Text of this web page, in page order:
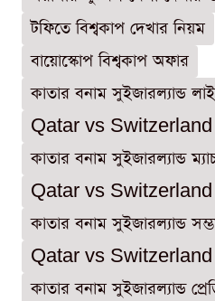
টফিতে বিশ্বকাপ দেখার নিয়ম
বায়োস্কোপ বিশ্বকাপ অফার
কাতার বনাম সুইজারল্যান্ড
Qatar vs
কাতার বনাম সুইজারল্যান্ড
Qatar vs
কাতার বনাম সুইজারল্যান্ড
Qatar vs
কাতার বনাম সুইজারল্যান্ড